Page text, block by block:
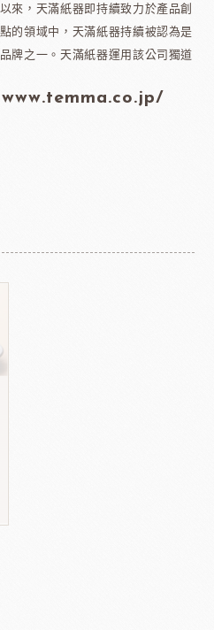
來，天滿紙器即持續致力於產品創
的領域中，天滿紙器持續被認為是
牌之一。天滿紙器運用該公司獨道